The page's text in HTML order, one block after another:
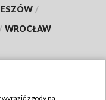
/
/ WROCŁAW
zgody na